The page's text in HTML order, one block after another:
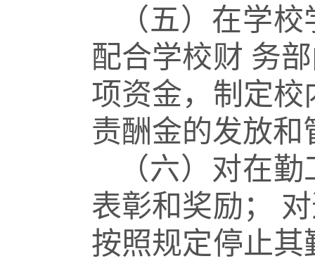
（五）在学
配合学校财 务
项资金，制定校
责酬金的发放和
（六）对在
表彰和奖励；
按照规定停止其